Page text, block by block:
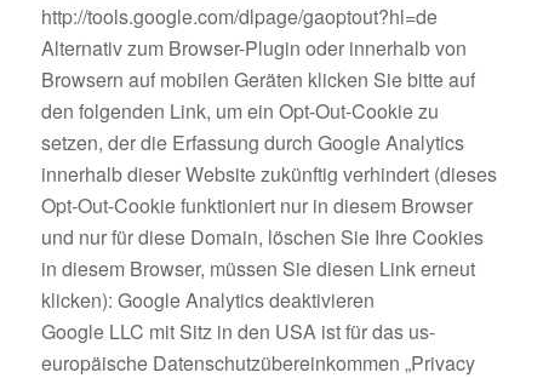
http://tools.google.com/dlpage/gaoptout?hl=de
Alternativ zum Browser-Plugin oder innerhalb von
Browsern auf mobilen Geräten klicken Sie bitte auf
den folgenden Link, um ein Opt-Out-Cookie zu
setzen, der die Erfassung durch Google Analytics
innerhalb dieser Website zukünftig verhindert (dieses
Opt-Out-Cookie funktioniert nur in diesem Browser
und nur für diese Domain, löschen Sie Ihre Cookies
in diesem Browser, müssen Sie diesen Link erneut
klicken): Google Analytics deaktivieren
Google LLC mit Sitz in den USA ist für das us-
europäische Datenschutzübereinkommen „Privacy